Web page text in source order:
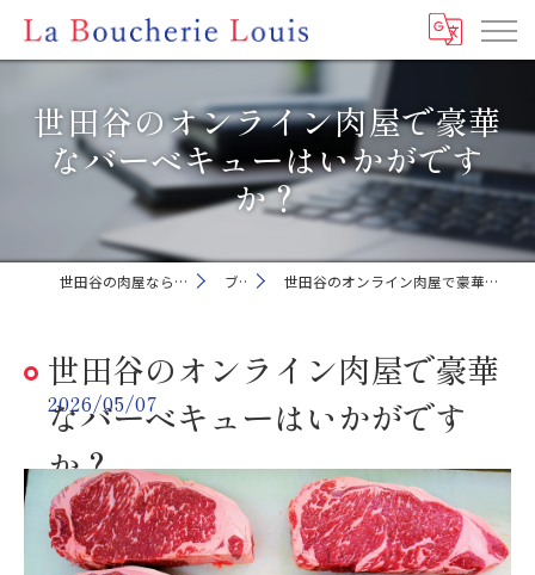
世田谷のオンライン肉屋で豪華
なバーベキューはいかがです
か？
世田谷の肉屋ならLa Boucherie Louis ブログ 世田谷のオンライン肉屋で豪華なバーベキューはいかがですか？
世田谷のオンライン肉屋で豪華
なバーベキューはいかがです
か？
2026/05/07